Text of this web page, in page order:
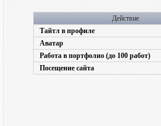
Действие
Тайтл в профиле
Аватар
Работа в портфолио (до 100 работ)
Посещение сайта